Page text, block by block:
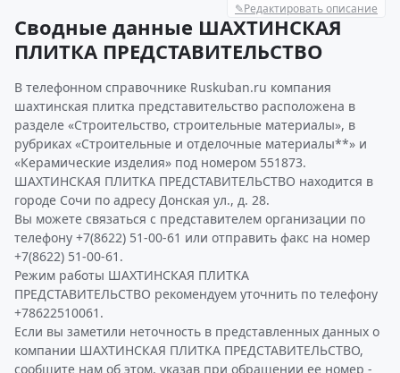
✎Редактировать описание
Сводные данные ШАХТИНСКАЯ
ПЛИТКА ПРЕДСТАВИТЕЛЬСТВО
В телефонном справочнике Ruskuban.ru компания
шахтинская плитка представительство расположена в
разделе «Строительство, строительные материалы», в
рубриках «Строительные и отделочные материалы**» и
«Керамические изделия» под номером 551873.
ШАХТИНСКАЯ ПЛИТКА ПРЕДСТАВИТЕЛЬСТВО находится в
городе Сочи по адресу Донская ул., д. 28.
Вы можете связаться с представителем организации по
телефону +7(8622) 51-00-61 или отправить факс на номер
+7(8622) 51-00-61.
Режим работы ШАХТИНСКАЯ ПЛИТКА
ПРЕДСТАВИТЕЛЬСТВО рекомендуем уточнить по телефону
+78622510061.
Если вы заметили неточность в представленных данных о
компании ШАХТИНСКАЯ ПЛИТКА ПРЕДСТАВИТЕЛЬСТВО,
сообщите нам об этом, указав при обращении ее номер -